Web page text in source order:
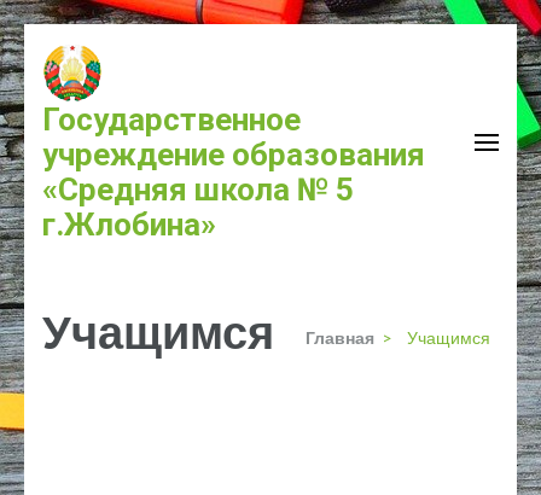
Государственное
учреждение образования
«Средняя школа № 5
г.Жлобина»
Учащимся Главная > Учащимся